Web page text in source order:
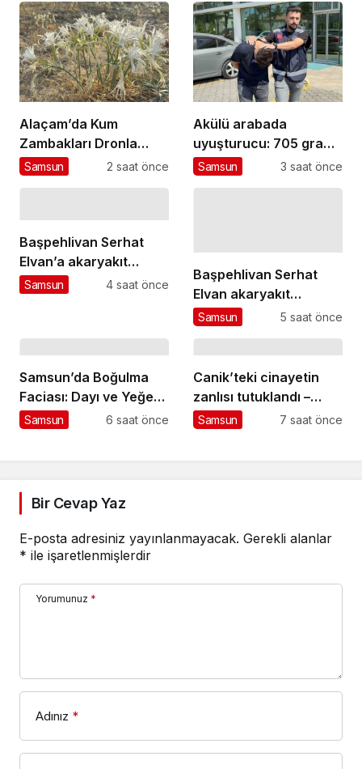
Alaçam’da Kum
Zambakları Dronla
Görüntülendi
Samsun 2 saat önce
Akülü arabada
uyuşturucu: 705 gram
metamfetamin ele
Samsun 3 saat önce
Başpehlivan Serhat
Elvan’a akaryakıt
istasyonunda saldırı
Samsun 4 saat önce
Başpehlivan Serhat
Elvan akaryakıt
istasyonunda saldırıya
Samsun 5 saat önce
Samsun’da Boğulma
Faciası: Dayı ve Yeğen
Hayatını Kaybetti
Samsun 6 saat önce
Canik’teki cinayetin
zanlısı tutuklandı –
Haberler
Samsun 7 saat önce
Bir Cevap Yaz
E-posta adresiniz yayınlanmayacak. Gerekli alanlar
* ile işaretlenmişlerdir
Yorumunuz *
Adınız *